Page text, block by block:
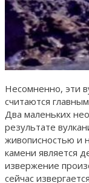
Несомненно, эти
считаются
Два маленьких
результате
живописностью и
камени является
извержение
сейчас